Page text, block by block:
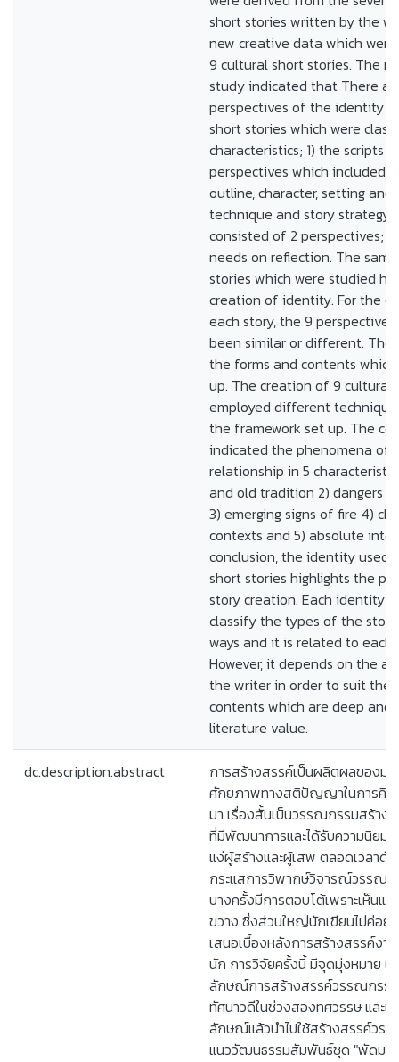
short stories written by the
new creative data which
9 cultural short stories. The
study indicated that There
perspectives of the identity
short stories which were
characteristics; 1) the scripts
perspectives which included
outline, character, setting and
technique and story strategy
consisted of 2 perspectives;
needs on reflection. The
stories which were studied
creation of identity. For the
each story, the 9
been similar or different.
the forms and contents
up. The creation of 9 cultural
employed different
the framework set up. The
indicated the phenomena of
relationship in 5
and old tradition 2) dangers
3) emerging signs of fire 4)
contexts and 5) absolute
conclusion, the identity used
short stories highlights the
story creation. Each identity
classify the types of the
ways and it is related to each
However, it depends on the
the writer in order to suit the
contents which are deep
literature value.
dc.description.abstract
การสร้างสรรค์เป็นผลิตผลของม
ศักยภาพทางสติปัญญาในการคิด
มา เรื่องสั้นเป็นวรรณกรรมสร้าง
ที่มีพัฒนาการและได้รับความนิยมม
แง่ผู้สร้างและผู้เสพ ตลอดเวลาดั
กระแสการวิพากษ์วิจารณ์วรรณก
บางครั้งมีการตอบโต้เพราะเห็นแ
ขวาง ซึ่งส่วนใหญ่นักเขียนไม่ค่อย
เสนอเบื้องหลังการสร้างสรรค์งา
นัก การวิจัยครั้งนี้ มีจุดมุ่งหมาย เ
ลักษณ์การสร้างสรรค์วรรณกรร
ทัศนาวดีในช่วงสองทศวรรษ และ
ลักษณ์แล้วนำไปใช้สร้างสรรค์วร
แนววัฒนธรรมสัมพันธ์ชุด "พัดมา